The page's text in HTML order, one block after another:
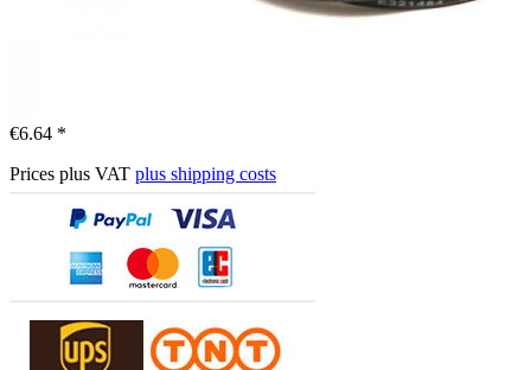
€6.64 *
Prices plus VAT plus shipping costs